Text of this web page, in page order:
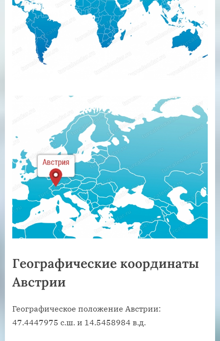
Географические координаты
Австрии
Географическое положение Австрии:
47.4447975 с.ш. и 14.5458984 в.д.